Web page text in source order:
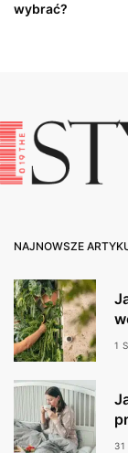
wybrać?
NAJNOWSZE
1